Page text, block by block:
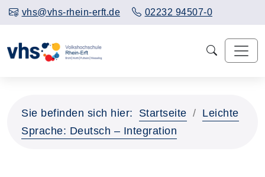
vhs@vhs-rhein-erft.de 02232 94507-0
Sie befinden sich hier: Startseite
Leichte
Sprache: Deutsch – Integration